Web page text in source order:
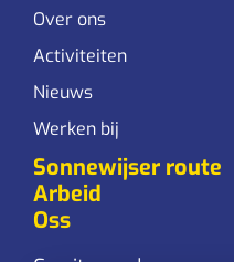
Over ons
Activiteiten
Nieuws
Werken bij
Sonnewijser route
Arbeid
Oss